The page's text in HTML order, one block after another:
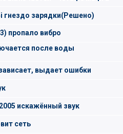
гнездо зарядки(Решено)
пропало вибро
после воды
выдает ошибки
искажённый звук
сеть